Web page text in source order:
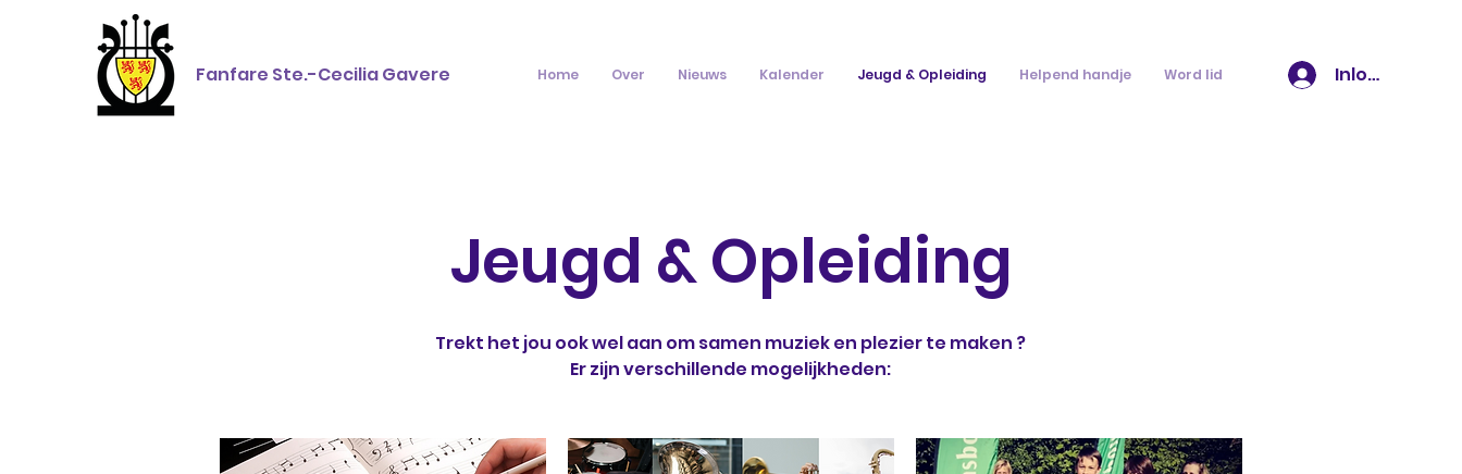
Fanfare Ste.-Cecilia Gavere Home Over Nieuws Kalender Jeugd & Opleiding Helpend handje Word lid Inloggen
Jeugd & Opleiding
Trekt het jou ook wel aan om samen muziek en plezier te maken ?
Er zijn verschillende mogelijkheden: